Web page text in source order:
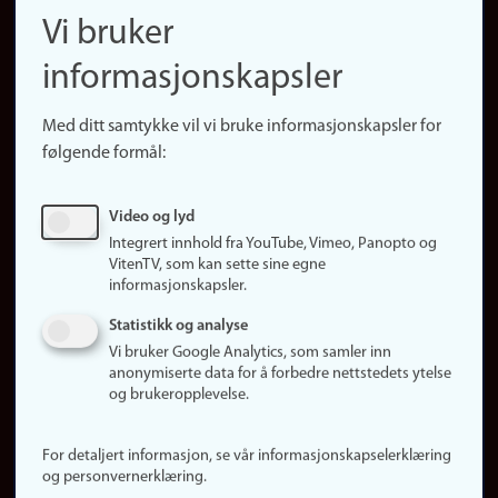
(no)
Finn forsker
Presse
Finn studier
Ledige stillinger
Om nettstedet
Informasjonskapsler
Personvern
Vi bruker
informasjonskapsler
Med ditt samtykke vil vi bruke informasjonskapsler for
følgende formål:
Video og lyd
Integrert innhold fra YouTube, Vimeo, Panopto og
VitenTV, som kan sette sine egne
informasjonskapsler.
Statistikk og analyse
Vi bruker Google Analytics, som samler inn
anonymiserte data for å forbedre nettstedets ytelse
og brukeropplevelse.
For detaljert informasjon, se vår informasjonskapselerklæring
og personvernerklæring.